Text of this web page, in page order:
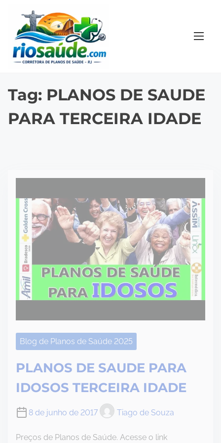
Tag: PLANOS DE SAUDE
PARA TERCEIRA IDADE
Blog de Planos de Saúde 2025
PLANOS DE SAUDE PARA
IDOSOS TERCEIRA IDADE
8 de junho de 2017 Tiago de Souza
Preços de Planos de Saúde. Acesse o link